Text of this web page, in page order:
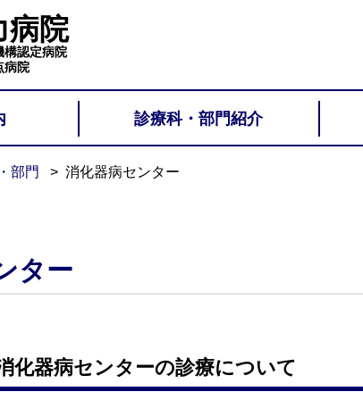
病院
構認定病院
病院
診療科・部門紹介
部門 消化器病センター
ター
化器病センターの診療について